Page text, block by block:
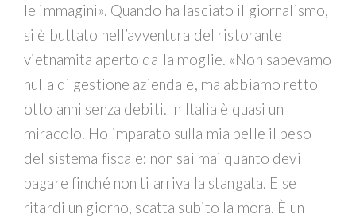
le immagini». Quando ha lasciato il giornalismo,
si è buttato nell’avventura del ristorante
vietnamita aperto dalla moglie. «Non sapevamo
nulla di gestione aziendale, ma abbiamo retto
otto anni senza debiti. In Italia è quasi un
miracolo. Ho imparato sulla mia pelle il peso
del sistema fiscale: non sai mai quanto devi
pagare finché non ti arriva la stangata. E se
ritardi un giorno, scatta subito la mora. È un